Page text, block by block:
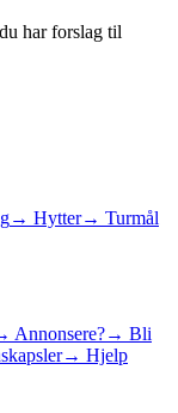
har forslag til
→ Hytter→ Turmål
Annonsere?→ Bli
→ Hjelp